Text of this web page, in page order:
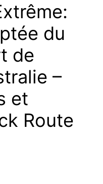
du
de
–
et
Route